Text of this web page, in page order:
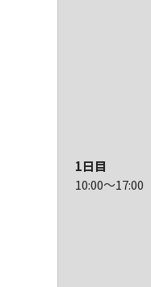
1日目
10:00～17:00